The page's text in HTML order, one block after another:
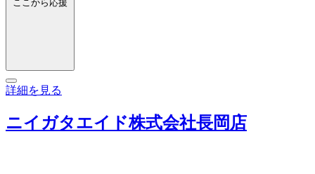
ここから応援
詳細を見る
ニイガタエイド株式会社長岡店